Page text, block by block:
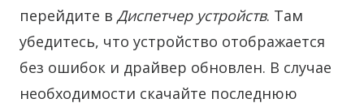
перейдите в Диспетчер устройств. Там
убедитесь, что устройство отображается
без ошибок и драйвер обновлен. В случае
необходимости скачайте последнюю